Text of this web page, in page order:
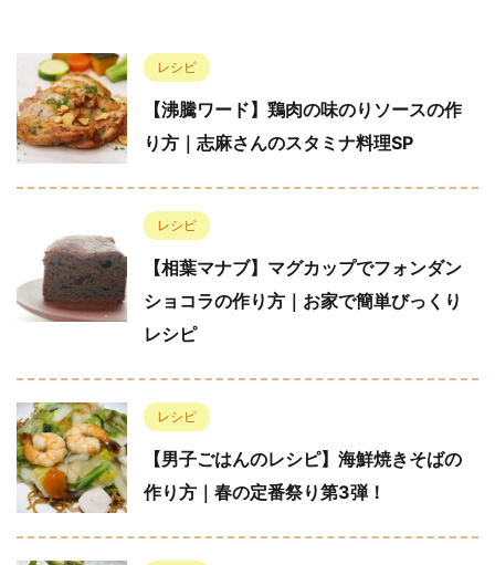
レシピ
【沸騰ワード】鶏肉の味のりソースの作
り方｜志麻さんのスタミナ料理SP
レシピ
【相葉マナブ】マグカップでフォンダン
ショコラの作り方｜お家で簡単びっくり
レシピ
レシピ
【男子ごはんのレシピ】海鮮焼きそばの
作り方｜春の定番祭り第3弾！